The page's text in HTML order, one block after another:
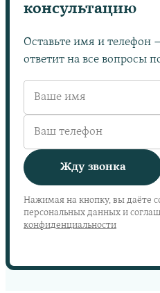
консультацию
Оставьте имя и телефон
ответит на все вопросы
Жду звонка
Нажимая на кнопку, вы даёте
персональных данных и
конфиденциальности